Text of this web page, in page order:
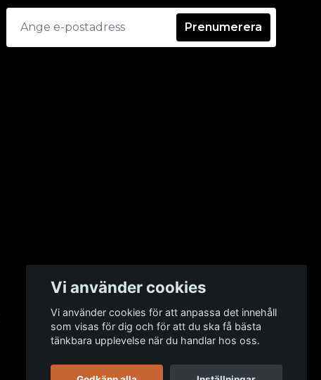
Prenumerera
Vi använder cookies
Vi använder cookies för att anpassa det innehåll
som visas för dig och för att du ska få bästa
tänkbara upplevelse när du handlar hos oss.